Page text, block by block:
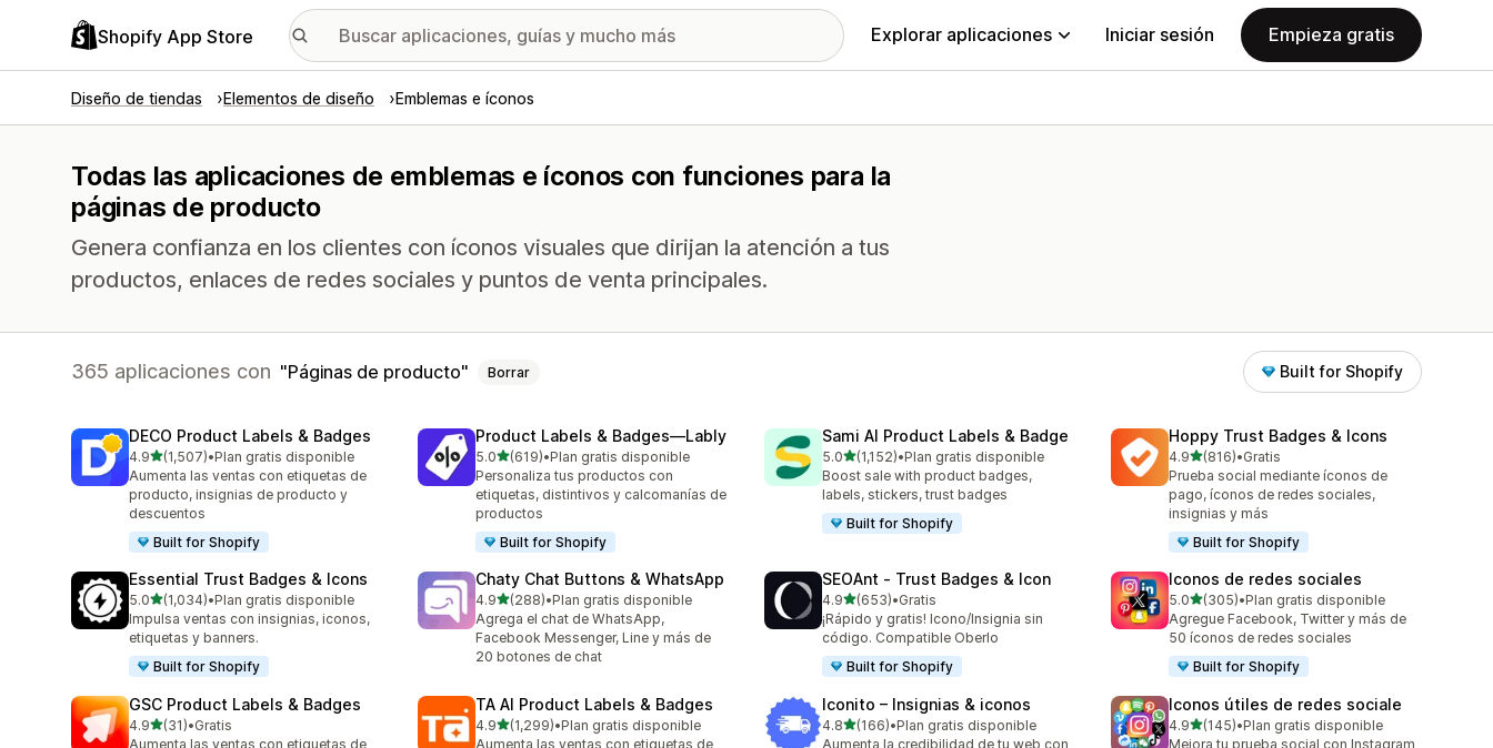
Shopify App Store Explorar aplicaciones Iniciar sesión Empieza gratis
Diseño de tiendas Elementos de diseño Emblemas e íconos
Todas las aplicaciones de emblemas e íconos con funciones para la
páginas de producto
Genera confianza en los clientes con íconos visuales que dirijan la atención a tus
productos, enlaces de redes sociales y puntos de venta principales.
365 aplicaciones con Páginas de producto Borrar Built for Shopify
DECO Product Labels & Badges
4.9de 5 estrellas
(1,507)
1507 reseñas en total
•Plan gratis disponible
Aumenta las ventas con etiquetas de
producto, insignias de producto y
descuentos
Built for Shopify
Product Labels & Badges—Lably
5.0de 5 estrellas
(619)
619 reseñas en total
•Plan gratis disponible
Personaliza tus productos con
etiquetas, distintivos y calcomanías de
productos
Built for Shopify
Sami AI Product Labels & Badge
5.0de 5 estrellas
(1,152)
1152 reseñas en total
•Plan gratis disponible
Boost sale with product badges,
labels, stickers, trust badges
Built for Shopify
Hoppy Trust Badges & Icons
4.9de 5 estrellas
(816)
816 reseñas en total
•Gratis
Prueba social mediante íconos de
pago, íconos de redes sociales,
insignias y más
Built for Shopify
Essential Trust Badges & Icons
5.0de 5 estrellas
(1,034)
1034 reseñas en total
•Plan gratis disponible
Impulsa ventas con insignias, iconos,
etiquetas y banners.
Built for Shopify
Chaty Chat Buttons & WhatsApp
4.9de 5 estrellas
(288)
288 reseñas en total
•Plan gratis disponible
Agrega el chat de WhatsApp,
Facebook Messenger, Line y más de
20 botones de chat
SEOAnt ‑ Trust Badges & Icon
4.9de 5 estrellas
(653)
653 reseñas en total
•Gratis
¡Rápido y gratis! Icono/Insignia sin
código. Compatible Oberlo
Built for Shopify
Iconos de redes sociales
5.0de 5 estrellas
(305)
305 reseñas en total
•Plan gratis disponible
Agregue Facebook, Twitter y más de
50 íconos de redes sociales
Built for Shopify
GSC Product Labels & Badges
4.9de 5 estrellas
(31)
31 reseñas en total
•Gratis
Aumenta las ventas con etiquetas de
TA AI Product Labels & Badges
4.9de 5 estrellas
(1,299)
1299 reseñas en total
•Plan gratis disponible
Aumenta las ventas con etiquetas de
Iconito – Insignias & iconos
4.8de 5 estrellas
(166)
166 reseñas en total
•Plan gratis disponible
Aumenta la credibilidad de tu web con
Iconos útiles de redes sociale
4.9de 5 estrellas
(145)
145 reseñas en total
•Plan gratis disponible
Mejora tu prueba social con Instagram